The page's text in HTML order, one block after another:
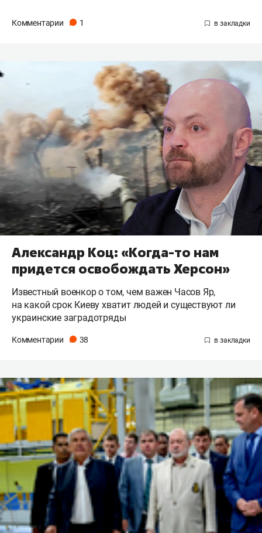
Комментарии 1
Александр Коц: «Когда-то нам
придется освобождать Херсон»
Известный военкор о том, чем важен Часов Яр,
на какой срок Киеву хватит людей и существуют ли
украинские заградотряды
Комментарии 38